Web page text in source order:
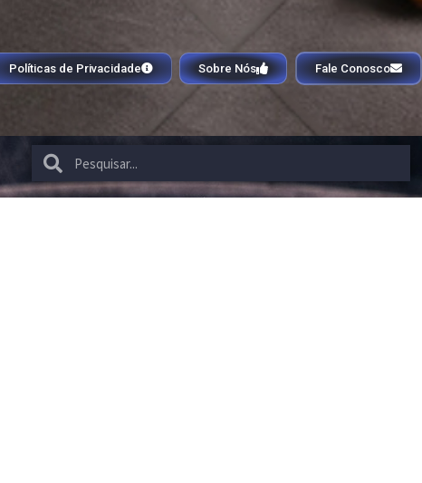
Políticas de Privacidade Sobre Nós Fale Conosco